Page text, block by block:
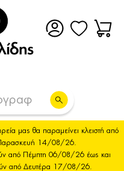
μας θα παραμείνει κλειστή από
14/08/26.
από Πέμπτη 06/08/26 έως και
από Δευτέρα 17/08/26.